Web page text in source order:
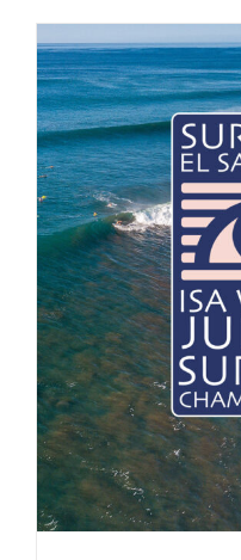
España en el
City El
Surfing
Noticias